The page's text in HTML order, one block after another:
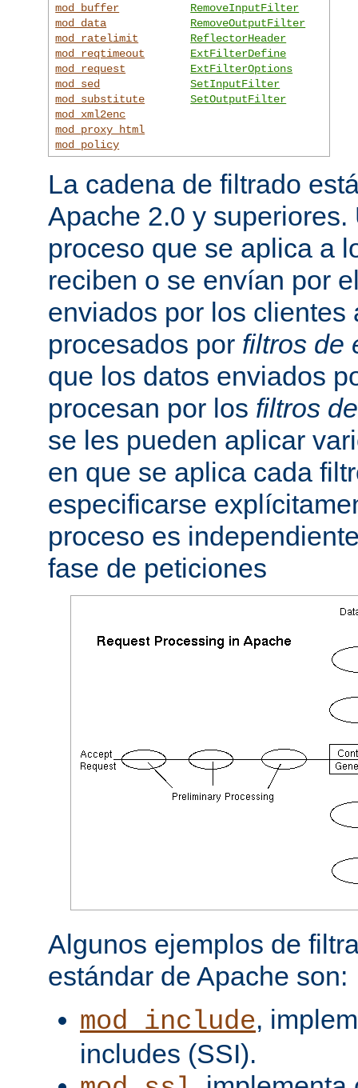
mod_buffer
mod_data
mod_ratelimit
mod_reqtimeout
mod_request
mod_sed
mod_substitute
mod_xml2enc
mod_proxy_html
mod_policy
RemoveInputFilter
RemoveOutputFilter
ReflectorHeader
ExtFilterDefine
ExtFilterOptions
SetInputFilter
SetOutputFilter
La cadena de filtrado
Apache 2.0 y
proceso que se aplica a
reciben o se envían por
enviados por los clientes
procesados por filtros de
que los datos enviados
procesan por los filtros
se les pueden aplicar
en que se aplica cada
especificarse
proceso es
fase de peticiones
Algunos ejemplos de
estándar de Apache son:
mod_include,
includes (SSI).